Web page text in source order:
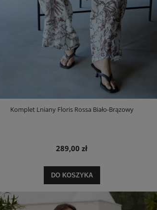
Komplet Lniany Floris Rossa Biało-Brązowy
289,00 zł
DO KOSZYKA